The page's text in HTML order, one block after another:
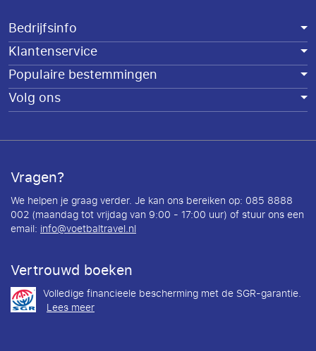
Bedrijfsinfo
Klantenservice
Populaire bestemmingen
Volg ons
Vragen?
We helpen je graag verder. Je kan ons bereiken op: 085 8888
002 (maandag tot vrijdag van 9:00 - 17:00 uur) of stuur ons een
email: info@voetbaltravel.nl
Vertrouwd boeken
Volledige financieele bescherming met de SGR-garantie.
Lees meer